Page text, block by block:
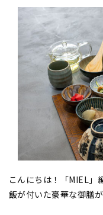
こんにちは！「MIEL」
飯が付いた豪華な御膳